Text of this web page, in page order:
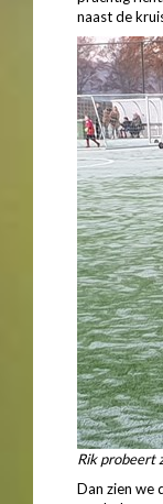
naast de
Rik probeert
Dan zien we